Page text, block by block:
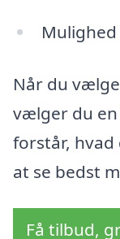
Når du
vælger du en
forstår,
at se bedst
Få tilbud,